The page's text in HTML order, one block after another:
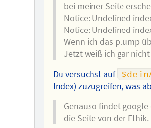
bei meiner Seite
Notice: Undefined
Notice: Undefined
Wenn ich das plump
Jetzt weiß ich gar
Du versuchst auf
Index) zuzugreifen, was
Genauso findet
die Seite von der Ethik.